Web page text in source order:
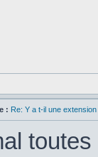
: Re: Y a t-il une